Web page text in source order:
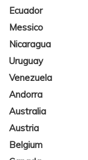
Ecuador
Messico
Nicaragua
Uruguay
Venezuela
Andorra
Australia
Austria
Belgium